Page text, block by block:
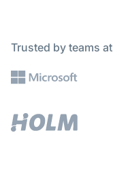
Trusted by teams at